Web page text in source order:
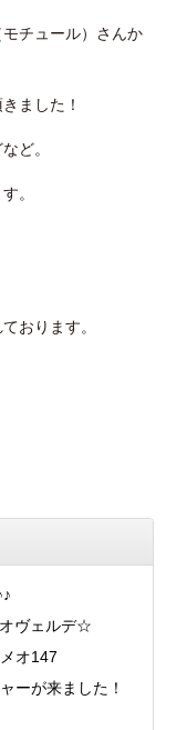
チュール）さんか
ました！
ど。
。
おります。
ヴェルデ☆
オ147
ーが来ました！